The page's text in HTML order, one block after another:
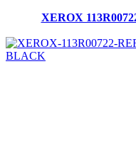
XEROX